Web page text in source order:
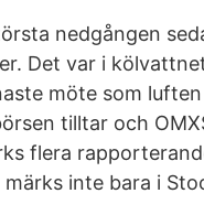
nedgången
Det var i
möte som
tilltar och
flera
inte bara i